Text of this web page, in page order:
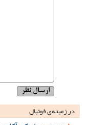
در زمینه‌ی فوتبال